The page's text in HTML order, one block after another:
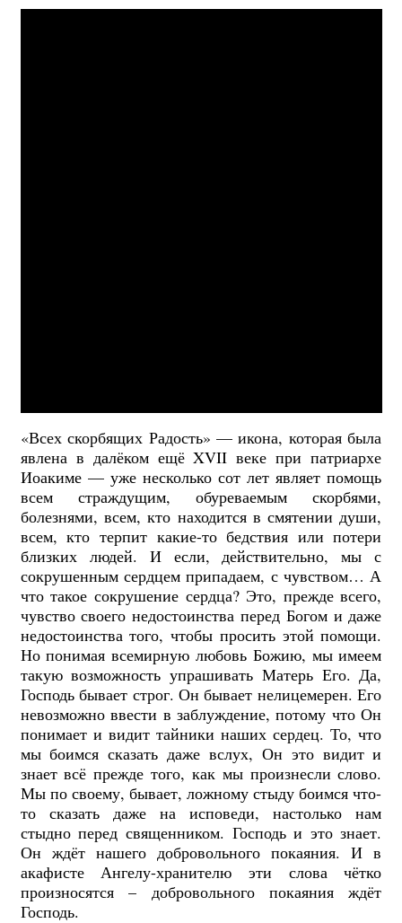
«Всех скорбящих Радость» — икона, которая была
явлена в далёком ещё XVII веке при патриархе
Иоакиме — уже несколько сот лет являет помощь
всем страждущим, обуреваемым скорбями,
болезнями, всем, кто находится в смятении души,
всем, кто терпит какие-то бедствия или потери
близких людей. И если, действительно, мы с
сокрушенным сердцем припадаем, с чувством… А
что такое сокрушение сердца? Это, прежде всего,
чувство своего недостоинства перед Богом и даже
недостоинства того, чтобы просить этой помощи.
Но понимая всемирную любовь Божию, мы имеем
такую возможность упрашивать Матерь Его. Да,
Господь бывает строг. Он бывает нелицемерен. Его
невозможно ввести в заблуждение, потому что Он
понимает и видит тайники наших сердец. То, что
мы боимся сказать даже вслух, Он это видит и
знает всё прежде того, как мы произнесли слово.
Мы по своему, бывает, ложному стыду боимся что-
то сказать даже на исповеди, настолько нам
стыдно перед священником. Господь и это знает.
Он ждёт нашего добровольного покаяния. И в
акафисте Ангелу-хранителю эти слова чётко
произносятся – добровольного покаяния ждёт
Господь.